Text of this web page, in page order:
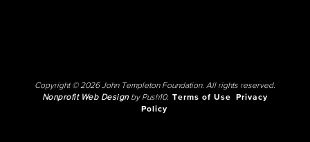
Copyright © 2026 John Templeton Foundation. All rights reserved.
Nonprofit Web Designby Push10. Terms of Use
Privacy
Policy